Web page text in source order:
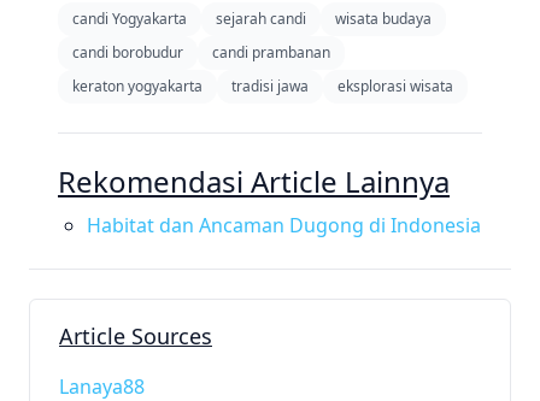
candi Yogyakarta sejarah candi
wisata budaya
candi borobudur
candi prambanan
keraton yogyakarta
tradisi jawa eksplorasi wisata
Rekomendasi Article Lainnya
Habitat dan Ancaman Dugong di Indonesia
Article Sources
Lanaya88